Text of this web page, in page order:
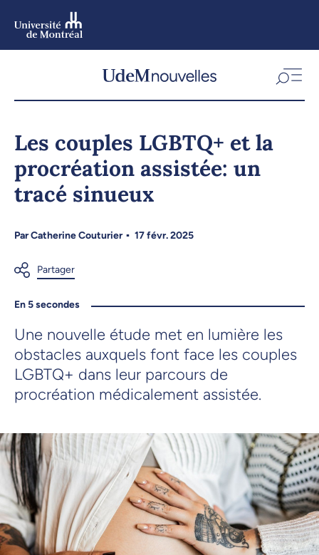
Les couples LGBTQ+ et la
procréation assistée: un
tracé sinueux
ParCatherine Couturier 17 févr. 2025
En 5 secondes
Une nouvelle étude met en lumière les
obstacles auxquels font face les couples
LGBTQ+ dans leur parcours de
procréation médicalement assistée.